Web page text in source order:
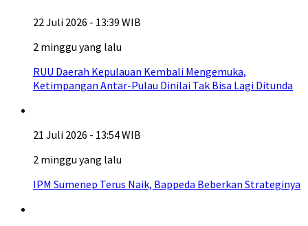
22 Juli 2026 - 13:39 WIB
2 minggu yang lalu
RUU Daerah Kepulauan Kembali Mengemuka,
Ketimpangan Antar-Pulau Dinilai Tak Bisa Lagi Ditunda
21 Juli 2026 - 13:54 WIB
2 minggu yang lalu
IPM Sumenep Terus Naik, Bappeda Beberkan Strateginya